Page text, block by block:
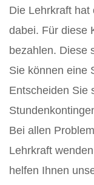
Die Lehrkraft hat
dabei. Für diese
bezahlen. Diese
Sie können eine
Entscheiden Sie
Bei allen
Lehrkraft
helfen Ihnen